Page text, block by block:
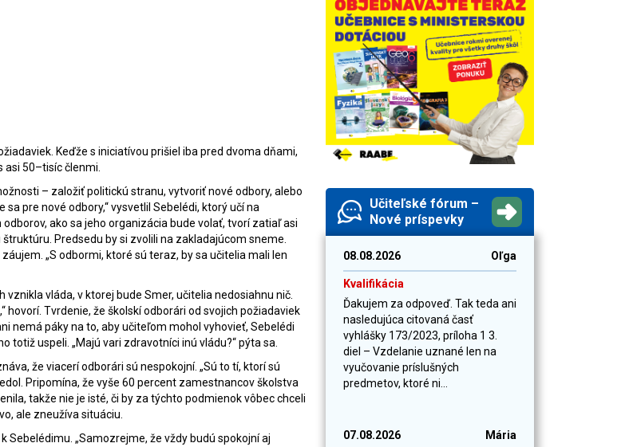
Keďže s iniciatívou prišiel iba pred dvoma dňami,
50–tisíc členmi.
– založiť politickú stranu, vytvoriť nové odbory, alebo
pre nové odbory,“ vysvetlil Sebelédi, ktorý učí na
ako sa jeho organizácia bude volať, tvorí zatiaľ asi
Predsedu by si zvolili na zakladajúcom sneme.
„S odbormi, ktoré sú teraz, by sa učitelia mali len
vláda, v ktorej bude Smer, učitelia nedosiahnu nič.
Tvrdenie, že školskí odborári od svojich požiadaviek
nemá páky na to, abyučiteľom mohol vyhovieť, Sebelédi
uspeli. „Majú vari zdravotníci inú vládu?“ pýta sa.
že viacerí odborári sú nespokojní. „Sú to tí, ktorí sú
Pripomína, že vyše 60 percent zamestnancov školstva
takže nie je isté, či by za týchto podmienok vôbec chceli
ale zneužíva situáciu.
„Samozrejme, že vždy budú spokojní aj
Učiteľské fórum –
Nové príspevky
08.08.2026 Oľga
Kvalifikácia
Ďakujem za odpoveď. Tak teda ani
nasledujúca citovaná časť
vyhlášky 173/2023, príloha 1 3.
diel – Vzdelanie uznané len na
vyučovanie príslušných
predmetov, ktoré ni...
07.08.2026 Mária